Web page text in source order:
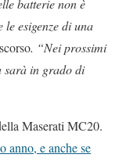
batterie non è
esigenze di una
. “Nei prossimi
sarà in grado di
Maserati MC20.
anno, e anche se